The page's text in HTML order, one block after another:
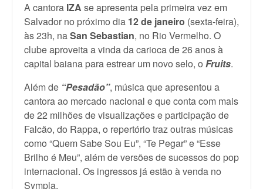
A cantora IZA se apresenta pela primeira vez em
Salvador no próximo dia 12 de janeiro (sexta-feira),
às 23h, naSan Sebastian, no Rio Vermelho. O
clube aproveita a vinda da carioca de 26 anos à
capital baiana para estrear um novo selo, o Fruits.
Além de “Pesadão”, música que apresentou a
cantora ao mercado nacional e que conta com mais
de 22 milhões de visualizações e participação de
Falcão, do Rappa, o repertório traz outras músicas
como “Quem Sabe Sou Eu”, “Te Pegar” e “Esse
Brilho é Meu”, além de versões de sucessos do pop
internacional. Os ingressos já estão à venda no
Sympla.